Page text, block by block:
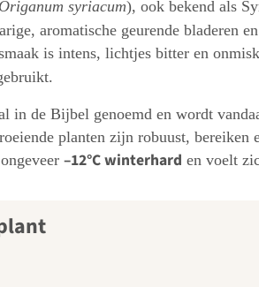
Origanum syriacum), ook bekend als
aromatische geurende bladeren
is intens, lichtjes bitter en
in de Bijbel genoemd en wordt
planten zijn robuust,
–12°C winterhard en voelt